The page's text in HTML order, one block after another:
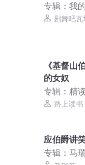
专辑：我
3D精品多
剧舞吧瓦
《基督山
的女奴
专辑：精
诺贝尔文
路上读书
应伯爵讲
专辑：马